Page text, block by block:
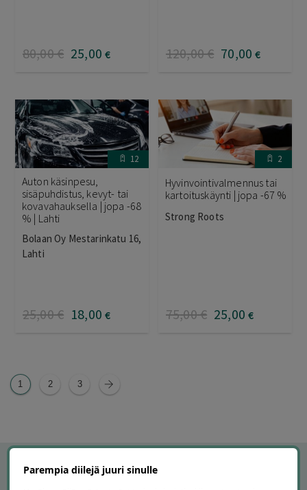
80,00€ 25,00 € 120,00€ 70,00 €
12
Auton käsinpesu,
sisäpuhdistus, kevyt- tai
kovavahauksella | jopa -68
% | Lahti
Bolaan Oy Mestarinkatu 16,
Lahti
25,00€ 18,00 €
2
Hyvinvointivalmennus tai
kartoituskäynti | jopa -67 %
Strong Roots
75,00€ 25,00 €
1 2 3
Parempia diilejä juuri sinulle